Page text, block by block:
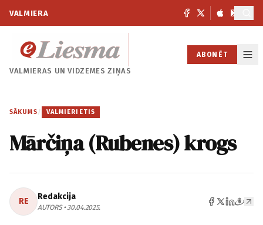
VALMIERA
VALMIERAS UNVIDZEMES ZIŅAS
ABONĒT
SĀKUMS / VALMIERIETIS
Mārčiņa (Rubenes) krogs
RE Redakcija
AUTORS • 30.04.2025.